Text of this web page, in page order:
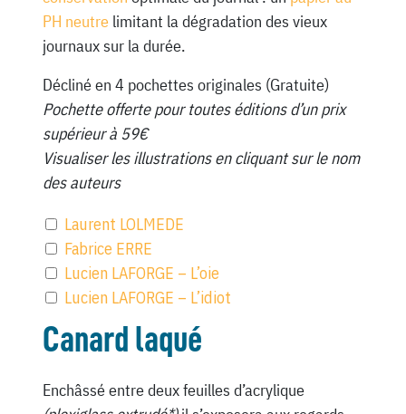
PH neutrelimitant la dégradation des vieux
journaux sur la durée.
Décliné en 4 pochettes originales (Gratuite)
Pochette offerte pour toutes éditions d’un prix
supérieur à 59€
Visualiser les illustrations en cliquant sur le nom
des auteurs
Laurent LOLMEDE
Fabrice ERRE
Lucien LAFORGE – L’oie
Lucien LAFORGE – L’idiot
Canard laqué
Enchâssé entre deux feuilles d’acrylique